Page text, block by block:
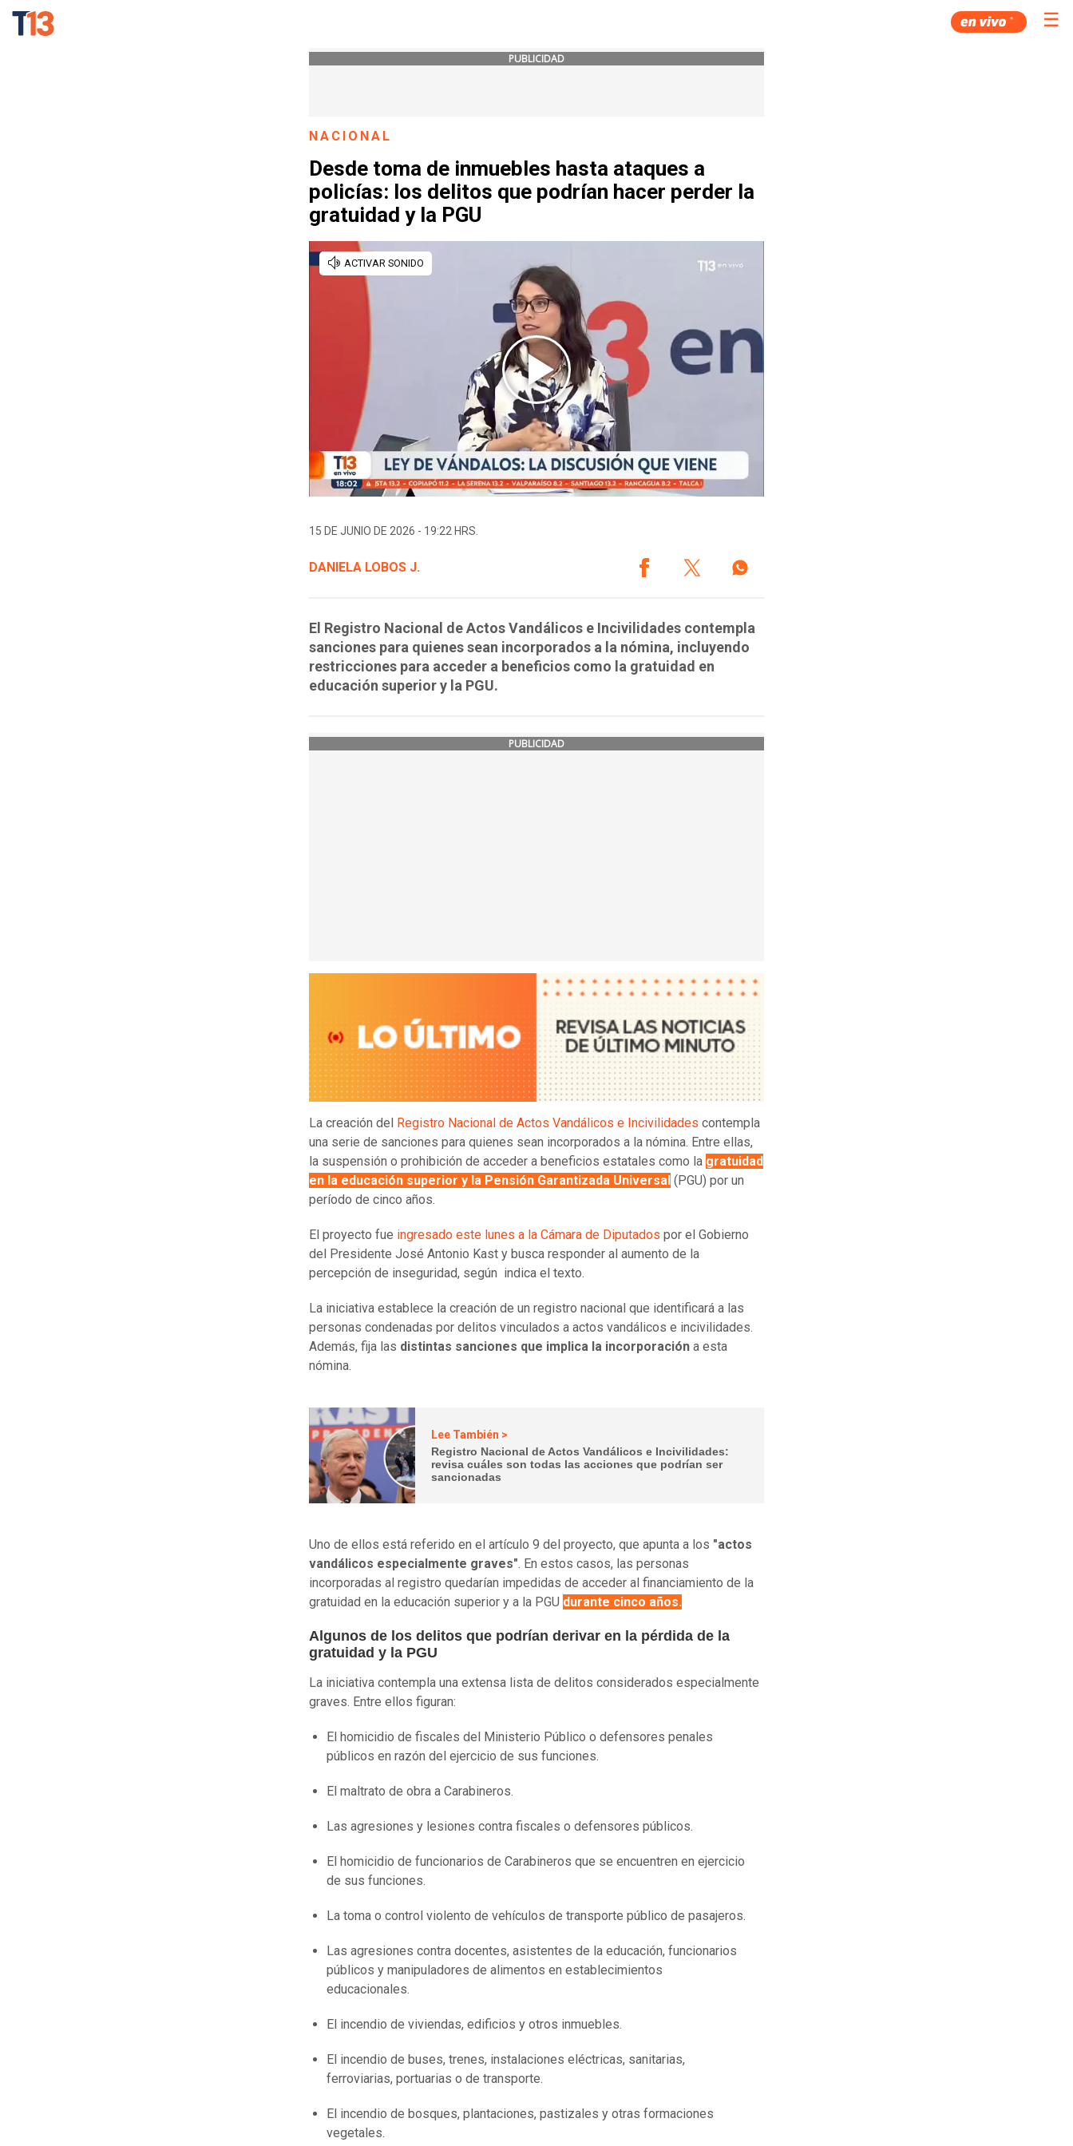
☰
PUBLICIDAD
NACIONAL
Desde toma de inmuebles hasta ataques a
policías: los delitos que podrían hacer perder la
gratuidad y la PGU
15 DE JUNIO DE 2026 - 19:22 HRS.
DANIELA LOBOS J.
El Registro Nacional de Actos Vandálicos e Incivilidades contempla
sanciones para quienes sean incorporados a la nómina, incluyendo
restricciones para acceder a beneficios como la gratuidad en
educación superior y la PGU.
PUBLICIDAD
La creación del Registro Nacional de Actos Vandálicos e Incivilidades contempla
una serie de sanciones para quienes sean incorporados a la nómina. Entre ellas,
la suspensión o prohibición de acceder a beneficios estatales como la gratuidad
en la educación superior y la Pensión Garantizada Universal (PGU) por un
período de cinco años.
El proyecto fue ingresado este lunes a la Cámara de Diputados por el Gobierno
del Presidente José Antonio Kast y busca responder al aumento de la
percepción de inseguridad, según indica el texto.
La iniciativa establece la creación de un registro nacional que identificará a las
personas condenadas por delitos vinculados a actos vandálicos e incivilidades.
Además, fija las distintas sanciones que implica la incorporación a esta
nómina.
Lee También >
Registro Nacional de Actos Vandálicos e Incivilidades:
revisa cuáles son todas las acciones que podrían ser
sancionadas
Uno de ellos está referido en el artículo 9 del proyecto, que apunta a los "actos
vandálicos especialmente graves". En estos casos, las personas
incorporadas al registro quedarían impedidas de acceder al financiamiento de la
gratuidad en la educación superior y a la PGU durante cinco años.
Algunos de los delitos que podrían derivar en la pérdida de la
gratuidad y la PGU
La iniciativa contempla una extensa lista de delitos considerados especialmente
graves. Entre ellos figuran:
El homicidio de fiscales del Ministerio Público o defensores penales
públicos en razón del ejercicio de sus funciones.
El maltrato de obra a Carabineros.
Las agresiones y lesiones contra fiscales o defensores públicos.
El homicidio de funcionarios de Carabineros que se encuentren en ejercicio
de sus funciones.
La toma o control violento de vehículos de transporte público de pasajeros.
Las agresiones contra docentes, asistentes de la educación, funcionarios
públicos y manipuladores de alimentos en establecimientos
educacionales.
El incendio de viviendas, edificios y otros inmuebles.
El incendio de buses, trenes, instalaciones eléctricas, sanitarias,
ferroviarias, portuarias o de transporte.
El incendio de bosques, plantaciones, pastizales y otras formaciones
vegetales.